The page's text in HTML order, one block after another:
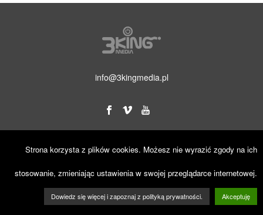
info@3kingmedia.pl
© 2019 3KINGmedia. Wszelkie prawa zastrzeżone.
Strona korzysta z plików cookies. Możesz nie wyrazić zgody na ich
stosowanie, zmieniając ustawienia w swojej przeglądarce internetowej.
Dowiedz się więcej i zapoznaj z polityką prywatności. Akceptuję